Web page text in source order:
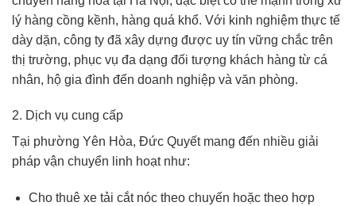
lý hàng cồng kềnh, hàng quá khổ. Với kinh nghiệm thực tế
dày dặn, công ty đã xây dựng được uy tín vững chắc trên
thị trường, phục vụ đa dạng đối tượng khách hàng từ cá
nhân, hộ gia đình đến doanh nghiệp và văn phòng.
2. Dịch vụ cung cấp
Tại phường Yên Hòa, Đức Quyết mang đến nhiều giải
pháp vận chuyển linh hoạt như:
Cho thuê xe tải cắt nóc theo chuyến hoặc theo hợp